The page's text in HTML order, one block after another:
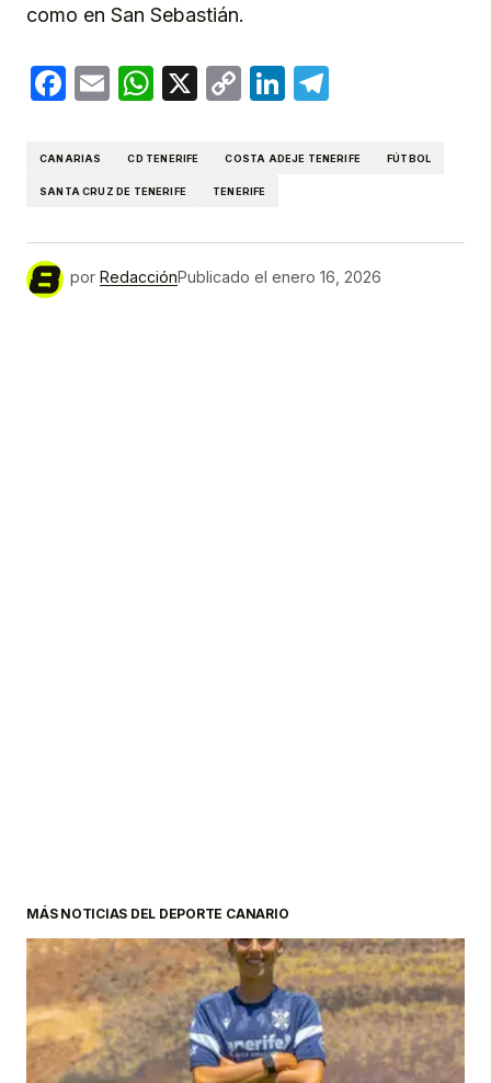
como en San Sebastián.
Facebook
EmailWhatsApp
X
CopyLinkedIn
CANARIAS CD TENERIFE COSTA ADEJE TENERIFE FÚTBOL
SANTA CRUZ DE TENERIFE TENERIFE
por RedacciónPublicado el enero 16, 2026
MÁS NOTICIAS DEL DEPORTE CANARIO